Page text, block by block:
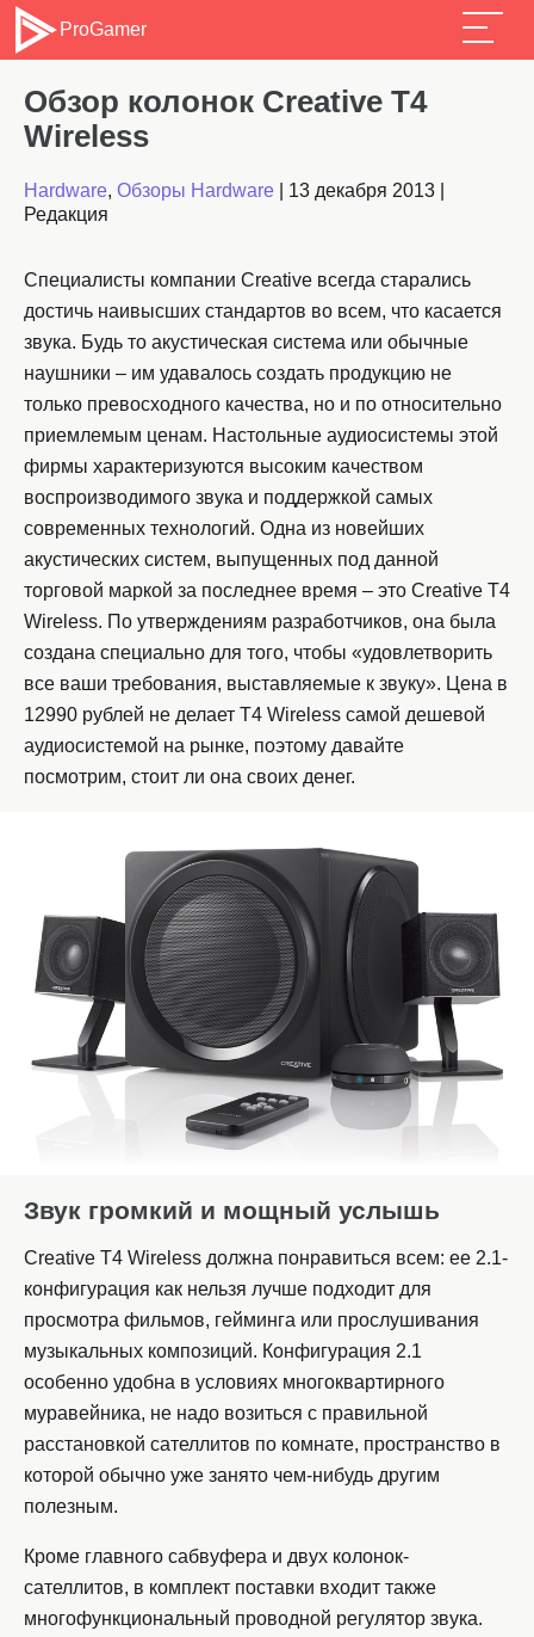
ProGamer
Обзор колонок Creative T4
Wireless
Hardware, Обзоры Hardware 13 декабря 2013
Редакция
Специалисты компании Creative всегда старались
достичь наивысших стандартов во всем, что касается
звука. Будь то акустическая система или обычные
наушники – им удавалось создать продукцию не
только превосходного качества, но и по относительно
приемлемым ценам. Настольные аудиосистемы этой
фирмы характеризуются высоким качеством
воспроизводимого звука и поддержкой самых
современных технологий. Одна из новейших
акустических систем, выпущенных под данной
торговой маркой за последнее время – это Creative T4
Wireless. По утверждениям разработчиков, она была
создана специально для того, чтобы «удовлетворить
все ваши требования, выставляемые к звуку». Цена в
12990 рублей не делает T4 Wireless самой дешевой
аудиосистемой на рынке, поэтому давайте
посмотрим, стоит ли она своих денег.
Звук громкий и мощный услышь
Creative T4 Wireless должна понравиться всем: ее 2.1-
конфигурация как нельзя лучше подходит для
просмотра фильмов, гейминга или прослушивания
музыкальных композиций. Конфигурация 2.1
особенно удобна в условиях многоквартирного
муравейника, не надо возиться с правильной
расстановкой сателлитов по комнате, пространство в
которой обычно уже занято чем-нибудь другим
полезным.
Кроме главного сабвуфера и двух колонок-
сателлитов, в комплект поставки входит также
многофункциональный проводной регулятор звука.